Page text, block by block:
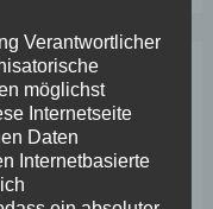
Verantwortlicher
möglichst
Internetseite
Daten
Internetbasierte